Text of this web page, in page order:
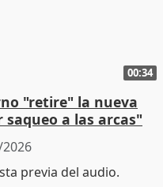
00:34
"retire" la nueva
a las arcas"